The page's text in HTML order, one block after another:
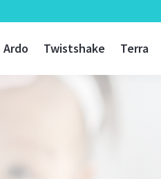
Ardo Twistshake Terra